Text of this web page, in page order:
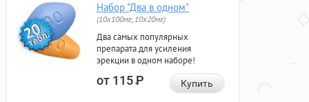
Набор "Два в одном"
(10x100мг, 10x20мг)
Два самых популярных
препарата для усиления
эрекции в одном наборе!
от 115Р Купить